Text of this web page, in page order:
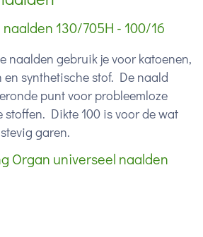
130/705H - 100/16
naalden gebruik je voor katoenen,
en synthetische stof. De naald
punt voor probleemloze
stoffen. Dikte 100 is voor de wat
garen.
Organ universeel naalden